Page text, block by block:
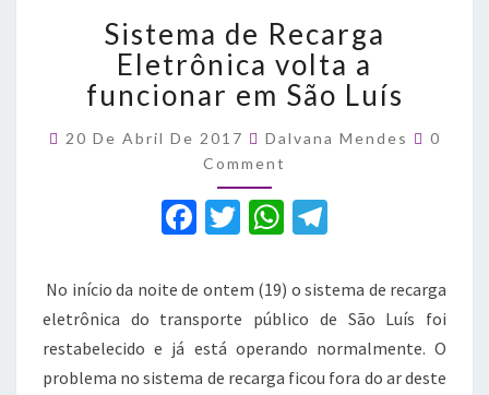
de
Recarga
Eletrônica
volta
a
em
São
Luís
Sistema de Recarga
Eletrônica volta a
funcionar em São Luís
20 De Abril De 2017 Dalvana Mendes
0
Comment
F
c
e
b
T
it
te
r
W
at
s
A
e
gr
a
No início da noite de ontem (19) o sistema de recarga
eletrônica do transporte público de São Luís foi
restabelecido e já está operando normalmente. O
problema no sistema de recarga ficou fora do ar deste